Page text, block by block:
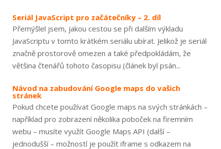
Seriál JavaScript pro začátečníky – 2. díl
Přemýšlel jsem, jakou cestou se při dalším výkladu
JavaScriptu v tomto krátkém seriálu ubírat. Jelikož je seriál
značně prostorově omezen a také předpokládám, že
většina čtenářů tohoto časopisu (článek byl psán...
Návod na zabudování Google maps do vašich
stránek
Pokud chcete používat Google maps na svých stránkách –
například pro zobrazení několika poboček na firemním
webu – musíte využít Google Maps API (další –
jednodušší – možností je použít iframe s odkazem na